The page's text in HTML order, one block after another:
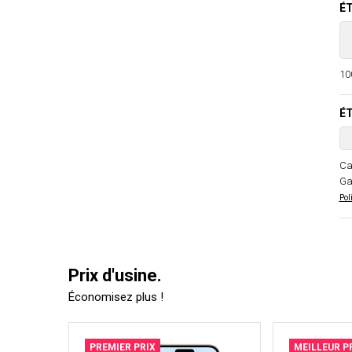
Prix d'usine.
Économisez plus !
PREMIER PRIX MEILLEUR